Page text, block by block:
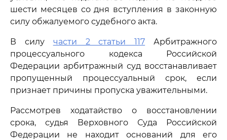
шести месяцев со дня вступления в законную
силу обжалуемого судебного акта.
В силу части 2 статьи 117 Арбитражного
процессуального кодекса Российской
Федерации арбитражный суд восстанавливает
пропущенный процессуальный срок, если
признает причины пропуска уважительными.
Рассмотрев ходатайство о восстановлении
срока, судья Верховного Суда Российской
Федерации не находит оснований для его